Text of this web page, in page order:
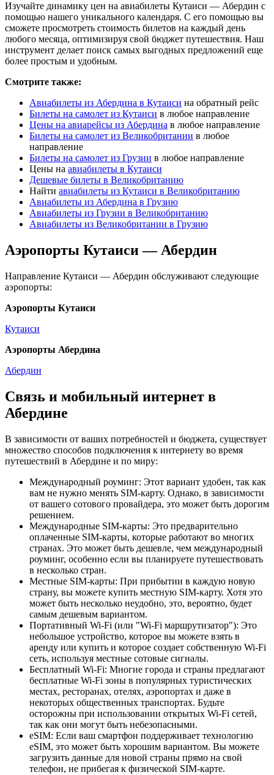
Изучайте динамику цен на авиабилеты Кутаиси — Абердин с
помощью нашего уникального календаря. С его помощью вы
сможете просмотреть стоимость билетов на каждый день
любого месяца, оптимизируя свой бюджет путешествия. Наш
инструмент делает поиск самых выгодных предложений еще
более простым и удобным.
Смотрите также:
Авиабилеты из Абердина в Кутаиси на обратный рейс
Билеты на самолет из Кутаиси в любое направление
Цены на авиарейсы из Абердина в любое направление
Билеты на самолет из Великобритании в любое
направление
Билеты на самолет из Грузии в любое направление
Цены на авиабилеты в Кутаиси
Дешевые билеты в Великобританию
Найти авиабилеты из Кутаиси в Великобританию
Авиабилеты из Абердина в Грузию
Авиабилеты из Грузии в Великобританию
Авиабилеты из Великобритании в Грузию
Аэропорты Кутаиси — Абердин
Направление Кутаиси — Абердин обслуживают следующие
аэропорты:
Аэропорты Кутаиси
Кутаиси
Аэропорты Абердина
Абердин
Связь и мобильный интернет в
Абердине
В зависимости от ваших потребностей и бюджета, существует
множество способов подключения к интернету во время
путешествий в Абердине и по миру:
Международный роуминг: Этот вариант удобен, так как
вам не нужно менять SIM-карту. Однако, в зависимости
от вашего сотового провайдера, это может быть дорогим
решением.
Международные SIM-карты: Это предварительно
оплаченные SIM-карты, которые работают во многих
странах. Это может быть дешевле, чем международный
роуминг, особенно если вы планируете путешествовать
в несколько стран.
Местные SIM-карты: При прибытии в каждую новую
страну, вы можете купить местную SIM-карту. Хотя это
может быть несколько неудобно, это, вероятно, будет
самым дешевым вариантом.
Портативный Wi-Fi (или "Wi-Fi маршрутизатор"): Это
небольшое устройство, которое вы можете взять в
аренду или купить и которое создает собственную Wi-Fi
сеть, используя местные сотовые сигналы.
Бесплатный Wi-Fi: Многие города и страны предлагают
бесплатные Wi-Fi зоны в популярных туристических
местах, ресторанах, отелях, аэропортах и даже в
некоторых общественных транспортах. Будьте
осторожны при использовании открытых Wi-Fi сетей,
так как они могут быть небезопасными.
eSIM: Если ваш смартфон поддерживает технологию
eSIM, это может быть хорошим вариантом. Вы можете
загрузить данные для новой страны прямо на свой
телефон, не прибегая к физической SIM-карте.